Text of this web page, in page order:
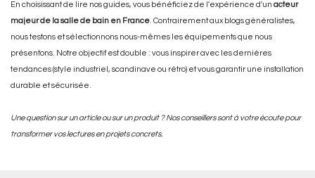
En choisissant de lire nos guides, vous bénéficiez de l'expérience d'un acteur
majeur de la salle de bain en France. Contrairement aux blogs généralistes,
nous testons et sélectionnons nous-mêmes les équipements que nous
présentons. Notre objectif est double : vous inspirer avec les dernières
tendances (style industriel, scandinave ou rétro) et vous garantir une installation
durable et sécurisée.
Une question sur un article ou sur un produit ? Nos conseillers sont à votre écoute pour
transformer vos lectures en projets concrets.